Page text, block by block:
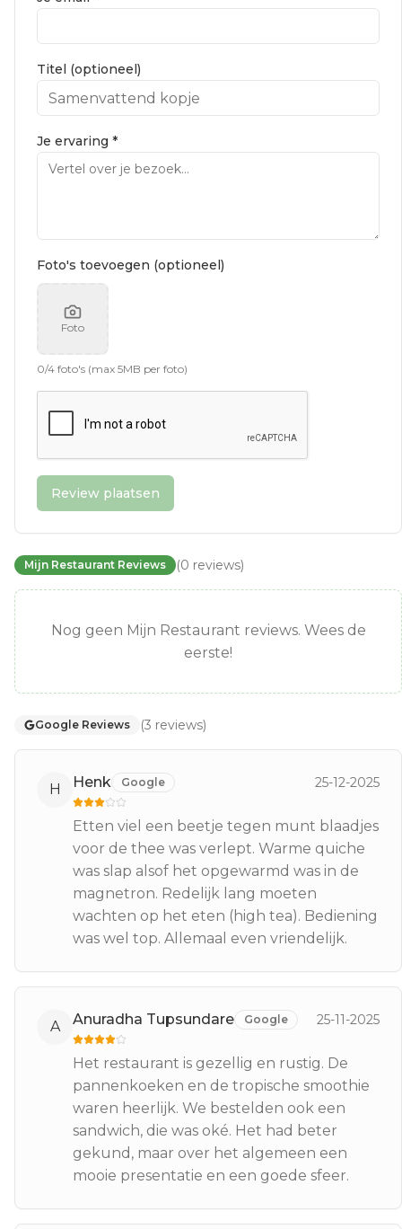
Titel (optioneel)
Je ervaring *
Foto's toevoegen (optioneel)
Foto
0/4 foto's (max 5MB per foto)
Review plaatsen
Mijn Restaurant Reviews (0 reviews)
Nog geen Mijn Restaurant reviews. Wees de
eerste!
Google Reviews (3 reviews)
H Henk Google 25-12-2025
Etten viel een beetje tegen munt blaadjes
voor de thee was verlept. Warme quiche
was slap alsof het opgewarmd was in de
magnetron. Redelijk lang moeten
wachten op het eten (high tea). Bediening
was wel top. Allemaal even vriendelijk.
A Anuradha Tupsundare Google 25-11-2025
Het restaurant is gezellig en rustig. De
pannenkoeken en de tropische smoothie
waren heerlijk. We bestelden ook een
sandwich, die was oké. Het had beter
gekund, maar over het algemeen een
mooie presentatie en een goede sfeer.